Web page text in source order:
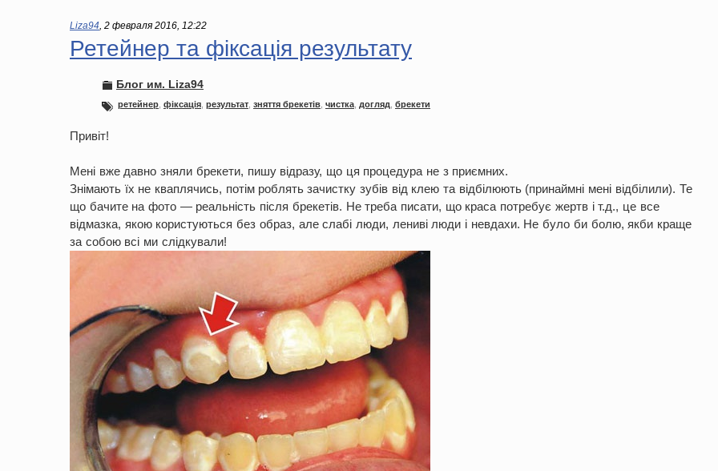
Liza94, 2 февраля 2016, 12:22
Ретейнер та фіксація результату
Блог им. Liza94
ретейнер фіксація результат зняття брекетів чистка догляд брекети
Привіт!
Мені вже давно зняли брекети, пишу відразу, що ця процедура не з приємних.
Знімають їх не кваплячись, потім роблять зачистку зубів від клею та відбілюють (принаймні мені відбілили). Те
що бачите на фото — реальність після брекетів. Не треба писати, що краса потребує жертв і т.д., це все
відмазка, якою користуються без образ, але слабі люди, лениві люди і невдахи. Не було би болю, якби краще
за собою всі ми слідкували!